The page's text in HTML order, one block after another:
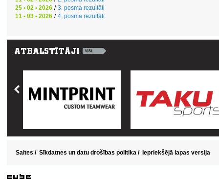
25 • 02 • 2026 / 3. posma rezultāti
11 • 03 • 2026 / 4. posma rezultāti
Saites / Sīkdatnes un datu drošības politika / Iepriekšējā lapas versija